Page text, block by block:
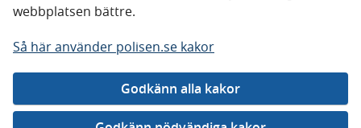
webbplatsen bättre.
Så här använder polisen.se kakor